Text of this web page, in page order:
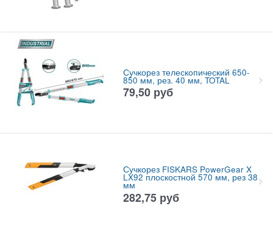
Сучкорез телескопический 650-
850 мм, рез. 40 мм, TOTAL
79,50 руб
Сучкорез FISKARS PowerGear X
LX92 плоскостной 570 мм, рез 38
мм
282,75 руб